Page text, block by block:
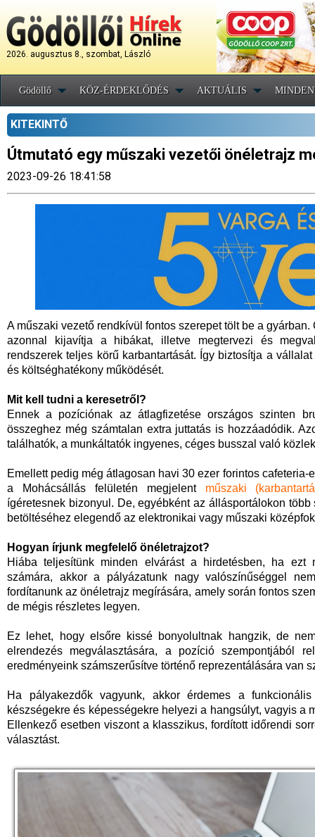
2026. augusztus 8., szombat, László
Gödöllő KÖZ-ÉRDEKLŐDÉS AKTUÁLIS
KITEKINTŐ
Útmutató egy műszaki vezetői önéletrajz
2023-09-26 18:41:58
A műszaki vezető rendkívül fontos szerepet tölt be a
azonnal kijavítja a hibákat, illetve megtervezi és
rendszerek teljes körű karbantartását. Így biztosítja a
és költséghatékony működését.
Mit kell tudni a keresetről?
Ennek a pozíciónak az átlagfizetése országos szinten
összeghez még számtalan extra juttatás is hozzáadódik.
találhatók, a munkáltatók ingyenes, céges busszal való
Emellett pedig még átlagosan havi 30 ezer forintos
a Mohácsállás felületén megjelent műszaki
ígéretesnek bizonyul. De, egyébként az állásportálokon
betöltéséhez elegendő az elektronikai vagy műszaki
Hogyan írjunk megfelelő önéletrajzot?
Hiába teljesítünk minden elvárást a hirdetésben, ha ezt
számára, akkor a pályázatunk nagy valószínűséggel
fordítanunk az önéletrajz megírására, amely során fontos
de mégis részletes legyen.
Ez lehet, hogy elsőre kissé bonyolultnak hangzik, de
elrendezés megválasztására, a pozíció szempontjából
eredményeink számszerűsítve történő reprezentálására van
Ha pályakezdők vagyunk, akkor érdemes a
készségekre és képességekre helyezi a hangsúlyt, vagyis a
Ellenkező esetben viszont a klasszikus, fordított időrendi
választást.